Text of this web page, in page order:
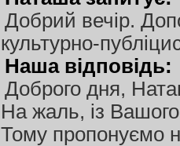
Добрий вечір.
культурно-
Наша відповідь:
Доброго дня,
На жаль, із
Тому пропонуємо